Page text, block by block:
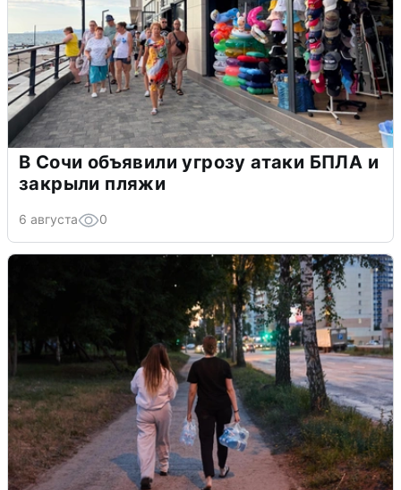
В Сочи объявили угрозу атаки БПЛА и
закрыли пляжи
6 августа 0